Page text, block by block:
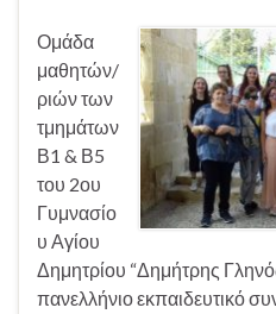
Ομάδα
μαθητών/
ριών των
τμημάτων
Β1 & Β5
του 2ου
Γυμνασίο
υ Αγίου
Δημητρίου “Δημήτρης
πανελλήνιο εκπαιδευτικό